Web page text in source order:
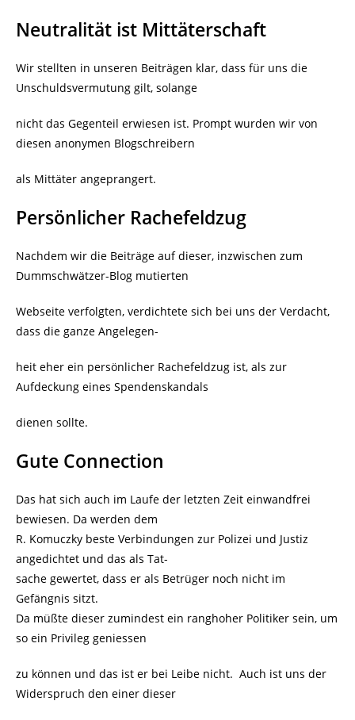
Neutralität ist Mittäterschaft
Wir stellten in unseren Beiträgen klar, dass für uns die
Unschuldsvermutung gilt, solange
nicht das Gegenteil erwiesen ist. Prompt wurden wir von
diesen anonymen Blogschreibern
als Mittäter angeprangert.
Persönlicher Rachefeldzug
Nachdem wir die Beiträge auf dieser, inzwischen zum
Dummschwätzer-Blog mutierten
Webseite verfolgten, verdichtete sich bei uns der Verdacht,
dass die ganze Angelegen-
heit eher ein persönlicher Rachefeldzug ist, als zur
Aufdeckung eines Spendenskandals
dienen sollte.
Gute Connection
Das hat sich auch im Laufe der letzten Zeit einwandfrei
bewiesen. Da werden dem
R. Komuczky beste Verbindungen zur Polizei und Justiz
angedichtet und das als Tat-
sache gewertet, dass er als Betrüger noch nicht im
Gefängnis sitzt.
Da müßte dieser zumindest ein ranghoher Politiker sein, um
so ein Privileg geniessen
zu können und das ist er bei Leibe nicht. Auch ist uns der
Widerspruch den einer dieser